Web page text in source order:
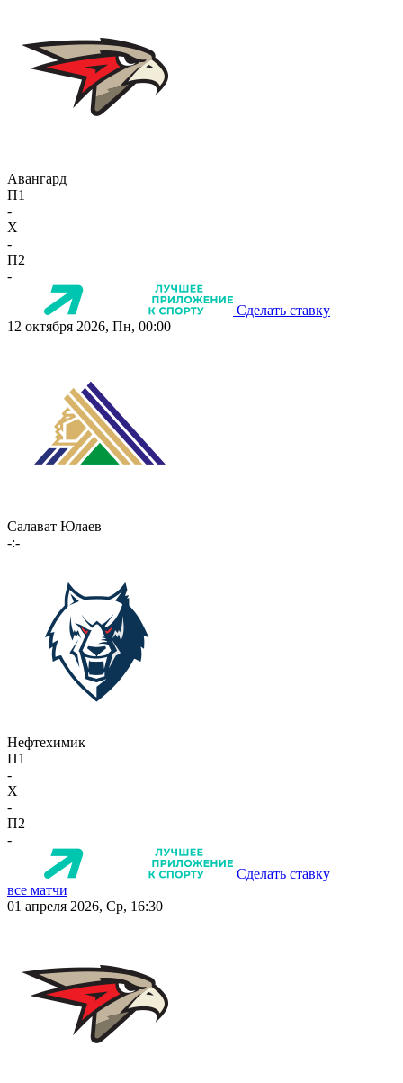
Авангард
П1
-
X
-
П2
-
Сделать ставку
12 октября 2026, Пн, 00:00
Салават Юлаев
-:-
Нефтехимик
П1
-
X
-
П2
-
Сделать ставку
все матчи
01 апреля 2026, Ср, 16:30